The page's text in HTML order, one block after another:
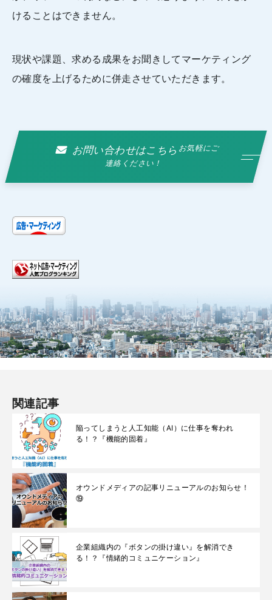
けることはできません。
現状や課題、求める成果をお聞きしてマーケティング
の確度を上げるために併走させていただきます。
お問い合わせはこちらお気軽にご
連絡ください！
関連記事
陥ってしまうと人工知能（AI）に仕事を奪われ
る！？『機能的固着』
オウンドメディアの記事リニューアルのお知らせ！
⑲
企業組織内の『ボタンの掛け違い』を解消でき
る！？『情緒的コミュニケーション』